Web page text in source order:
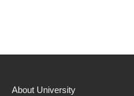
About University